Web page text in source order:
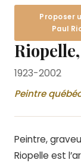
Proposer
Paul
1923-2002
Peintre
Peintre,
Riopelle est